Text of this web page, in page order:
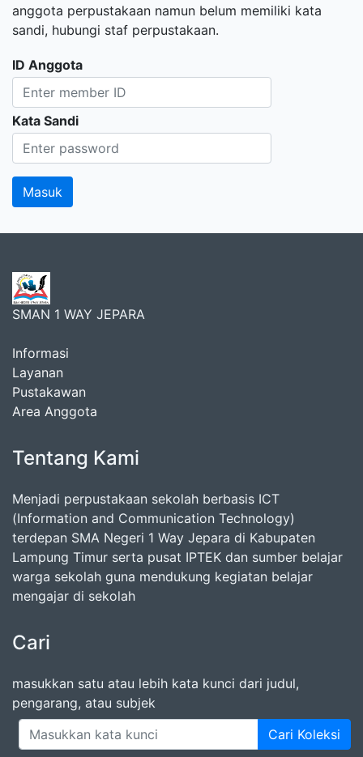
anggota perpustakaan namun belum memiliki kata
sandi, hubungi staf perpustakaan.
ID Anggota
Kata Sandi
SMAN 1 WAY JEPARA
Informasi
Layanan
Pustakawan
Area Anggota
Tentang Kami
Menjadi perpustakaan sekolah berbasis ICT
(Information and Communication Technology)
terdepan SMA Negeri 1 Way Jepara di Kabupaten
Lampung Timur serta pusat IPTEK dan sumber belajar
warga sekolah guna mendukung kegiatan belajar
mengajar di sekolah
Cari
masukkan satu atau lebih kata kunci dari judul,
pengarang, atau subjek
Cari Koleksi